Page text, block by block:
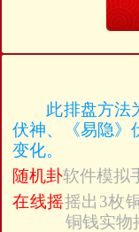
此排盘方法为
伏神、《易隐》
变化。
随机卦软件模拟
在线摇摇出3枚
铜钱实物